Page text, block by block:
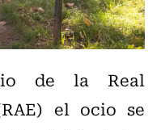
de la Real
el ocio se